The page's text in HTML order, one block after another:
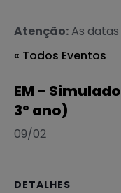
Atenção:As
« Todos Eventos
EM – Simulado
3º ano)
09/02
DETALHES